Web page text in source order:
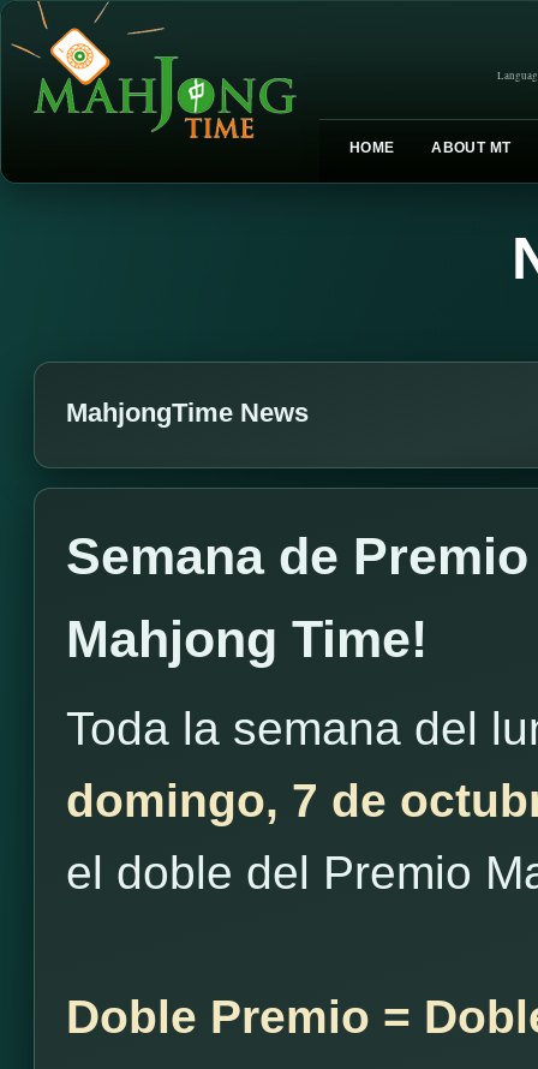
HOME ABOUT MT
MahjongTime News
Semana de
Mahjong Time!
Toda la semana del
domingo, 7 de
el doble del Premio
Doble Premio =